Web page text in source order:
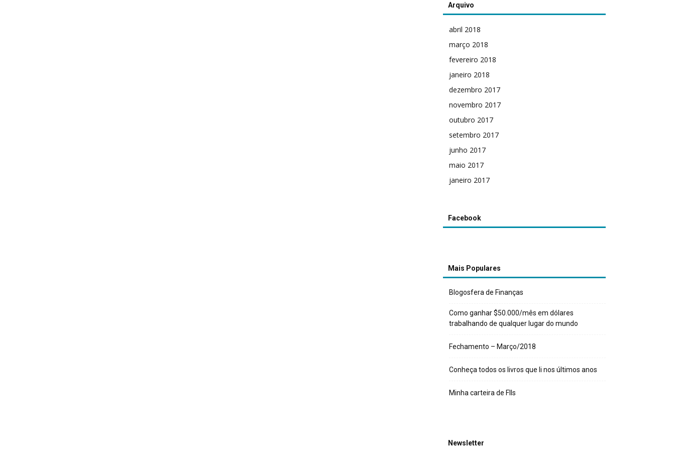
Arquivo
abril 2018
março 2018
fevereiro 2018
janeiro 2018
dezembro 2017
novembro 2017
outubro 2017
setembro 2017
junho 2017
maio 2017
janeiro 2017
Facebook
Mais Populares
Blogosfera de Finanças
Como ganhar $50.000/mês em dólares
trabalhando de qualquer lugar do mundo
Fechamento – Março/2018
Conheça todos os livros que li nos últimos anos
Minha carteira de FIIs
Newsletter